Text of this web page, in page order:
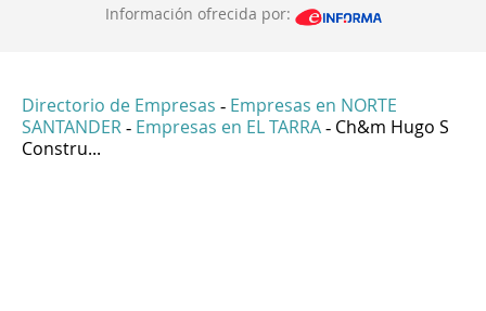
Información ofrecida por:
Directorio de Empresas - Empresas en NORTE
SANTANDER - Empresas en EL TARRA - Ch&m Hugo S
Constru...